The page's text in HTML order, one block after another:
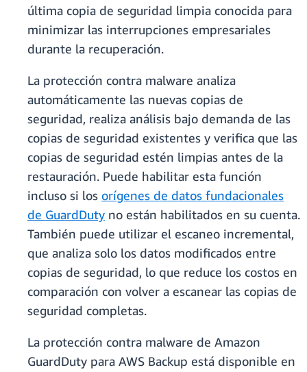
última copia de seguridad limpia conocida para
minimizar las interrupciones empresariales
durante la recuperación.
La protección contra malware analiza
automáticamente las nuevas copias de
seguridad, realiza análisis bajo demanda de las
copias de seguridad existentes y verifica que las
copias de seguridad estén limpias antes de la
restauración. Puede habilitar esta función
incluso si los orígenes de datos fundacionales
de GuardDuty no están habilitados en su cuenta.
También puede utilizar el escaneo incremental,
que analiza solo los datos modificados entre
copias de seguridad, lo que reduce los costos en
comparación con volver a escanear las copias de
seguridad completas.
La protección contra malware de Amazon
GuardDuty para AWS Backup está disponible en